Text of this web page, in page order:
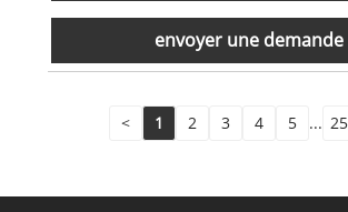
envoyer une demande
< 1 2 3 4 5 ... 25